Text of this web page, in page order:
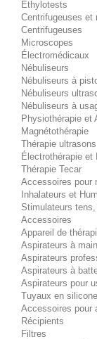
Éthylotests
Centrifugeuses et
Centrifugeuses
Microscopes
Électromédicaux
Nébuliseurs
Nébuliseurs à
Nébuliseurs
Nébuliseurs à
Physiothérapie et
Magnétothérapie
Thérapie ultrasons
Électrothérapie et
Thérapie Tecar
Accessoires pour
Inhalateurs et
Stimulateurs
Accessoires
Appareil de
Aspirateurs à
Aspirateurs
Aspirateurs à
Aspirateurs pour
Tuyaux en silicone
Accessoires pour
Récipients
Filtres